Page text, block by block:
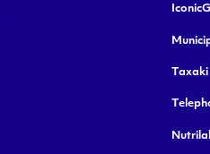
Taxaki